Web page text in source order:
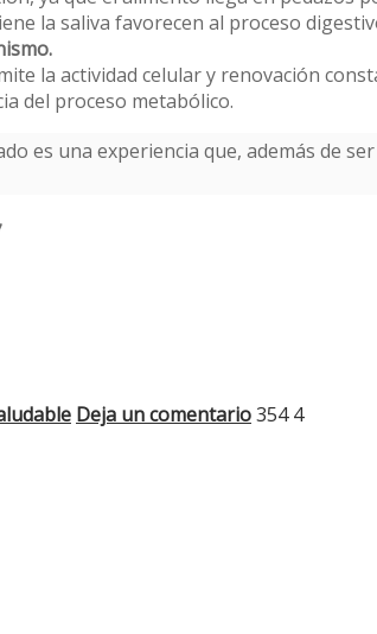
la saliva favorecen al proceso
la actividad celular y renovación
del proceso metabólico.
es una experiencia que, además de
Deja un comentario3544